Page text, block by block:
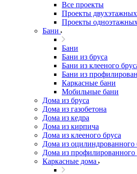
Все проекты
Проекты
Проекты
Бани
Бани
Бани из бруса
Бани из клееного
Бани из
Каркасные бани
Мобильные бани
Дома из бруса
Дома из газобетона
Дома из кедра
Дома из кирпича
Дома из клееного бруса
Дома из оцилиндрованного
Дома из профилированного
Каркасные дома